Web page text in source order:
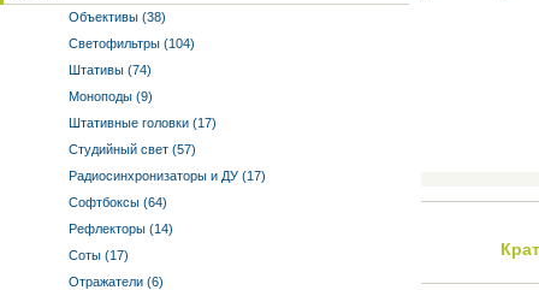
Объективы (38)
Светофильтры (104)
Штативы (74)
Моноподы (9)
Штативные головки (17)
Студийный свет (57)
Радиосинхронизаторы и ДУ (17)
Софтбоксы (64)
Рефлекторы (14)
Соты (17)
Отражатели (6)